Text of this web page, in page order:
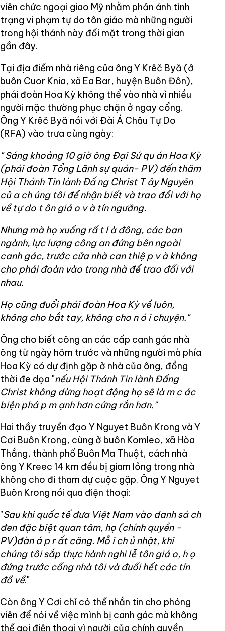
viên chức ngoại giao Mỹ nhằm phản ánh tình
trạng vi phạm tự do tôn giáo mà những người
trong hội thánh này đối mặt trong thời gian
gần đây.
Tại địa điểm nhà riêng của ông Y Krêč Byă (ở
buôn Cuor Knia, xã Ea Bar, huyện Buôn Đôn),
phái đoàn Hoa Kỳ không thể vào nhà vì nhiều
người mặc thường phục chặn ở ngay cổng.
Ông Y Krêč Byă nói với Đài Á Châu Tự Do
(RFA) vào trưa cùng ngày:
" Sáng khoảng 10 giờ ông Đại Sứqu án Hoa Kỳ
(phái đoàn Tổng Lãnh sự quán- PV) đến thăm
Hội Thánh Tin lành Đấ ng Christ T ây Nguyên
củ a ch úng tôi để nhận biết và trao đổi với họ
về tựdo t ôn giá o v à tín ngưỡng.
Nhưng mà họ xuống rấ t l à đông, các ban
ngành, lực lượng công an đứng bên ngoài
canh gác, trước cửa nhà can thiệ p v à không
cho phái đoàn vào trong nhà để trao đổi với
nhau.
Họ cũng đuổi phái đoàn Hoa Kỳ về luôn,
không cho bắt tay, không cho n ó i chuyện."
Ông cho biết công an các cấp canh gác nhà
ông từ ngày hôm trước và những người mà phía
Hoa Kỳ có dự định gặp ở nhà của ông, đồng
thời đe dọa "nếu Hội Thánh Tin lành Đấng
Christ không dừng hoạt động họ sẽ là m c ác
biện phá p m ạnh hơn cứng rắn hơn."
Hai thầy truyền đạo Y Nguyet Buôn Krong và Y
Cơi Buôn Krong, cùng ở buôn Komleo, xã Hòa
Thắng, thành phố Buôn Ma Thuột, cách nhà
ông Y Kreec 14 km đều bị giam lỏng trong nhà
không cho đi tham dự cuộc gặp. Ông Y Nguyet
Buôn Krong nói qua điện thoại:
"Sau khi quốc tế đưa Việt Nam vào danh sá ch
đen đặc biệt quan tâm, họ (chính quyền -
PV)đàn á p r ất căng. Mỗ i ch ủ nhật, khi
chúng tôi sắp thực hành nghi lễ tôn giá o, h ọ
đứng trước cổng nhà tôi và đuổi hết các tín
đồ về."
Còn ông Y Cơi chỉ có thể nhắn tin cho phóng
viên để nói về việc mình bị canh gác mà không
thể gọi điện thoại vì người của chính quyền